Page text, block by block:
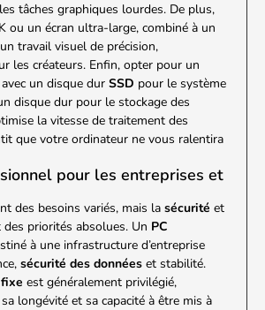
tâches graphiques lourdes. De plus,
ou un écran ultra-large, combiné à un
travail visuel de précision,
les créateurs. Enfin, opter pour un
un disque dur SSD pour le système
disque dur pour le stockage des
la vitesse de traitement des
que votre ordinateur ne vous ralentira
pour les entreprises et
des besoins variés, mais la sécurité et
priorités absolues. Un PC
à une infrastructure d’entreprise
sécurité des données et stabilité.
est généralement privilégié,
longévité et sa capacité à être mis à